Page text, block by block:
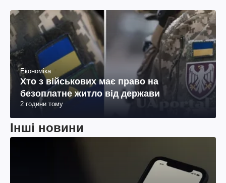
Економіка
Хто з військових має право на
безоплатне житло від держави
2 години тому
Інші новини